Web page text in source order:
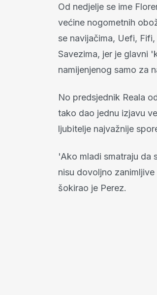
Od nedjelje se ime
većine nogometnih
se navijačima, Uefi,
Savezima, jer je glavni
namijenjenog samo za
No predsjednik Reala
tako dao jednu izjavu
ljubitelje najvažnije
'Ako mladi smatraju da
nisu dovoljno
šokirao je Perez.